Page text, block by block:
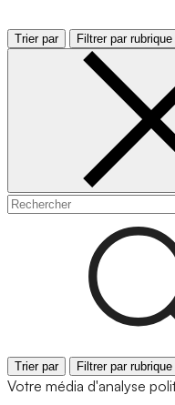
Trier par Filtrer par rubrique
Trier par Filtrer par rubrique
Votre média d'analyse